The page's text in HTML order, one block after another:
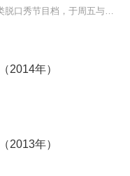
2014年）
2013年）